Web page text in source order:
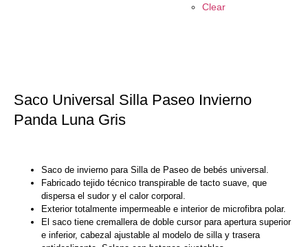
Clear
Saco Universal Silla Paseo Invierno
Panda Luna Gris
Saco de invierno para Silla de Paseo de bebés universal.
Fabricado tejido técnico transpirable de tacto suave, que
dispersa el sudor y el calor corporal.
Exterior totalmente impermeable e interior de microfibra polar.
El saco tiene cremallera de doble cursor para apertura superior
e inferior, cabezal ajustable al modelo de silla y trasera